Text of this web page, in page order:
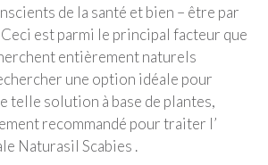
de la santé et bien – être par
est parmi le principal facteur que
entièrement naturels
une option idéale pour
telle solution à base de plantes,
recommandé pour traiter l’
Naturasil Scabies .